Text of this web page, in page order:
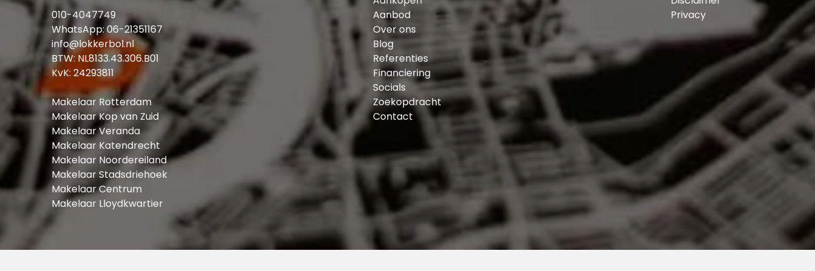
Persoonlijke noot van de verkoper:
‘’Voor ons was het uitzicht op de Maas en het Kaappark met doodlopende straat, liefde op het eerste
gezicht bij dit mooie huis. We genieten elke dag van het uitzicht en de omgeving. Ook de wegvarende
cruisesschepen vanaf de Wilhelminapier hoog boven de huizen zijn elke keer een klein feestje.
Daarnaast nog de heerlijke zonnige achtertuin en het dakterras, kortom een fantastische locatie. Voor
kinderen is het hier ideaal, die kunnen lekker spelen in het park en de school en Kinderdagverblijf en
peuterspeelzaal zijn om de hoek. Maar ook een avondje naar het theater, een hapje eten op het
Deliplein, of een drankje doen op het SS Rotterdam kan hier allemaal. Bovendien zijn vrijwel alle
voorzieningen binnen een straal van 2000 meter te vinden: zwembad, uitgaan , theater, leuke buurt
met meerdere parken: Kaappark, Rijnhavenpark, het toekomstige Mandelapark en een fantastische
skyline. Er gaat geen avond voorbij zonder een kleine wandeling langs de Maas. Dat gaan we zeker
missen, maar we gaan een mooi nieuw avontuur tegemoet!
De wijk: Katendrecht, bij menig Rotterdammer beter bekend als ‘De Kaap’, is het populaire
schiereiland gelegen tussen de Maashaven en Rijnhaven in Rotterdam. Het Walhalla theater, het
Deliplein, het SS Rotterdam en de Wilhelminapier zijn allen op een steenworp afstand van de woning te
vinden. Voor de dagelijkse boodschappen kun je bij de Jumbo terecht of je gaat naar de Fenix Food
010-4047749
WhatsApp:06-21351167
info@lokkerbol.nl
BTW: NL8133.43.306.B01
KvK: 24293811
Makelaar Rotterdam
Makelaar Kop van Zuid
Makelaar Veranda
Makelaar Katendrecht
Makelaar Noordereiland
Makelaar Stadsdriehoek
Makelaar Centrum
Makelaar Lloydkwartier
Aanbod
Over ons
Blog
Referenties
Financiering
Socials
Zoekopdracht
Contact
Privacy